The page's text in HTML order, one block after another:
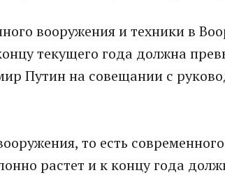
вооружения и техники в
текущего года должна
Путин на совещании с
то есть
растет и к концу года